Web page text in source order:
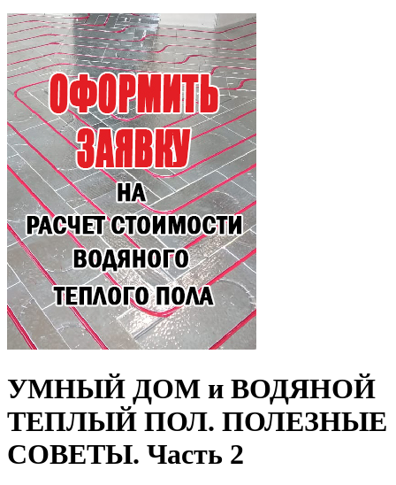
УМНЫЙ ДОМ и ВОДЯНОЙ
ТЕПЛЫЙ ПОЛ. ПОЛЕЗНЫЕ
СОВЕТЫ. Часть 2